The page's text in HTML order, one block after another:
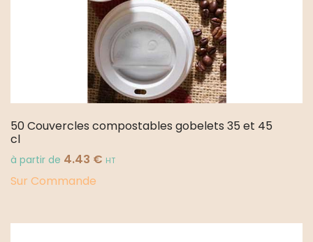
50 Couvercles compostables gobelets 35 et 45
cl
à partir de 4.43 € HT
Sur Commande